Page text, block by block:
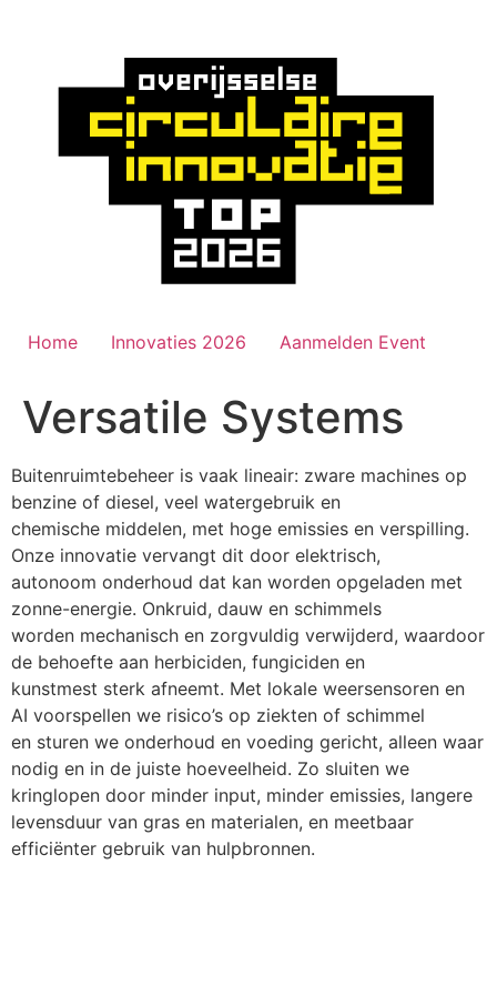
Home Innovaties 2026 Aanmelden Event
Versatile Systems
Buitenruimtebeheer is vaak lineair: zware machines op
benzine of diesel, veel watergebruik en
chemische middelen, met hoge emissies en verspilling.
Onze innovatie vervangt dit door elektrisch,
autonoom onderhoud dat kan worden opgeladen met
zonne-energie. Onkruid, dauw en schimmels
worden mechanisch en zorgvuldig verwijderd, waardoor
de behoefte aan herbiciden, fungiciden en
kunstmest sterk afneemt. Met lokale weersensoren en
AI voorspellen we risico’s op ziekten of schimmel
en sturen we onderhoud en voeding gericht, alleen waar
nodig en in de juiste hoeveelheid. Zo sluiten we
kringlopen door minder input, minder emissies, langere
levensduur van gras en materialen, en meetbaar
efficiënter gebruik van hulpbronnen.